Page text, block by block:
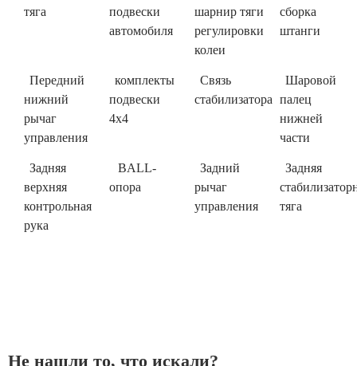
тяга
подвески
автомобиля
шарнир тяги
регулировки
колеи
сборка
штанги
Передний
нижний
рычаг
управления
комплекты
подвески
4x4
Связь
стабилизатора
Шаровой
палец
нижней
части
Задняя
верхняя
контрольная
рука
BALL-
опора
Задний
рычаг
управления
Задняя
тяга
Не нашли то, что искали?